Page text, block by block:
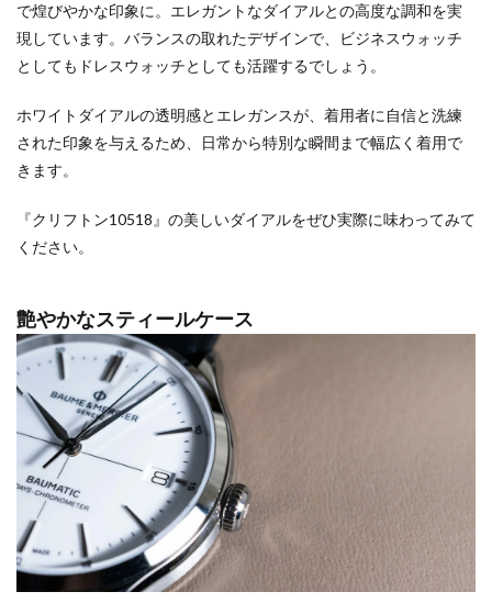
で煌びやかな印象に。エレガントなダイアルとの高度な調和を実
現しています。バランスの取れたデザインで、ビジネスウォッチ
としてもドレスウォッチとしても活躍するでしょう。
ホワイトダイアルの透明感とエレガンスが、着用者に自信と洗練
された印象を与えるため、日常から特別な瞬間まで幅広く着用で
きます。
『クリフトン10518』の美しいダイアルをぜひ実際に味わってみて
ください。
艶やかなスティールケース